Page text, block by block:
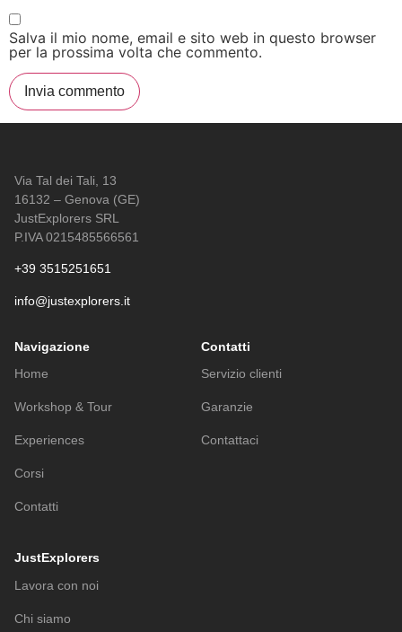
Salva il mio nome, email e sito web in questo browser
per la prossima volta che commento.
Via Tal dei Tali, 13
16132 – Genova (GE)
JustExplorers SRL
P.IVA 0215485566561
+39 3515251651
info@justexplorers.it
Navigazione
Home
Workshop & Tour
Experiences
Corsi
Contatti
Contatti
Servizio clienti
Garanzie
Contattaci
JustExplorers
Lavora con noi
Chi siamo